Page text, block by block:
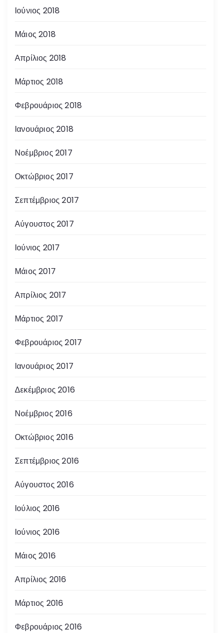
Ιούνιος 2018
Μάιος 2018
Απρίλιος 2018
Μάρτιος 2018
Φεβρουάριος 2018
Ιανουάριος 2018
Νοέμβριος 2017
Οκτώβριος 2017
Σεπτέμβριος 2017
Αύγουστος 2017
Ιούνιος 2017
Μάιος 2017
Απρίλιος 2017
Μάρτιος 2017
Φεβρουάριος 2017
Ιανουάριος 2017
Δεκέμβριος 2016
Νοέμβριος 2016
Οκτώβριος 2016
Σεπτέμβριος 2016
Αύγουστος 2016
Ιούλιος 2016
Ιούνιος 2016
Μάιος 2016
Απρίλιος 2016
Μάρτιος 2016
Φεβρουάριος 2016